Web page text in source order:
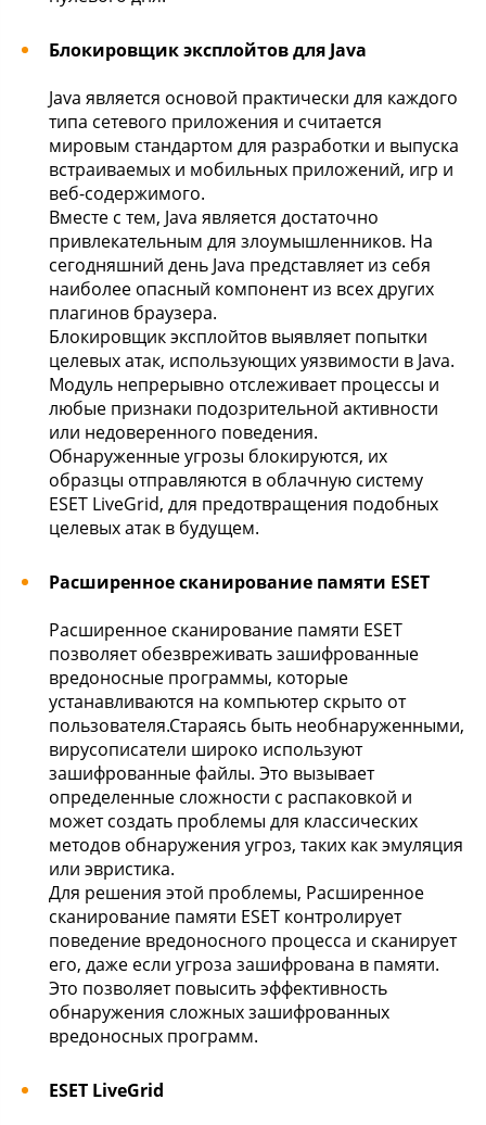
Блокировщик эксплойтов для Java
Java является основой практически для каждого
типа сетевого приложения и считается
мировым стандартом для разработки и выпуска
встраиваемых и мобильных приложений, игр и
веб-содержимого.
Вместе с тем, Java является достаточно
привлекательным для злоумышленников. На
сегодняшний день Java представляет из себя
наиболее опасный компонент из всех других
плагинов браузера.
Блокировщик эксплойтов выявляет попытки
целевых атак, использующих уязвимости в Java.
Модуль непрерывно отслеживает процессы и
любые признаки подозрительной активности
или недоверенного поведения.
Обнаруженные угрозы блокируются, их
образцы отправляются в облачную систему
ESET LiveGrid, для предотвращения подобных
целевых атак в будущем.
Расширенное сканирование памяти ESET
Расширенное сканирование памяти ESET
позволяет обезвреживать зашифрованные
вредоносные программы, которые
устанавливаются на компьютер скрыто от
пользователя.Стараясь быть необнаруженными,
вирусописатели широко используют
зашифрованные файлы. Это вызывает
определенные сложности с распаковкой и
может создать проблемы для классических
методов обнаружения угроз, таких как эмуляция
или эвристика.
Для решения этой проблемы, Расширенное
сканирование памяти ESET контролирует
поведение вредоносного процесса и сканирует
его, даже если угроза зашифрована в памяти.
Это позволяет повысить эффективность
обнаружения сложных зашифрованных
вредоносных программ.
ESET LiveGrid